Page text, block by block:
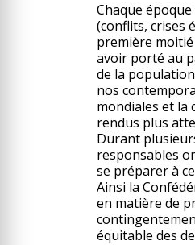
Chaque
(conflits, crises
première moitié
avoir porté au
de la
nos
mondiales et la
rendus plus
Durant
responsables
se préparer à
Ainsi la
en matière de
équitable des